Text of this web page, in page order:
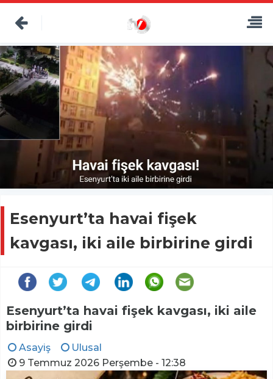
Esenyurt’ta havai fişek
kavgası, iki aile birbirine girdi
Esenyurt’ta havai fişek kavgası, iki aile
birbirine girdi
Asayiş
Ulusal
9 Temmuz 2026 Perşembe - 12:38